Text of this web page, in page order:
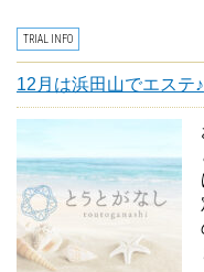
TRIAL INFO
12月は浜田山でエステ♪